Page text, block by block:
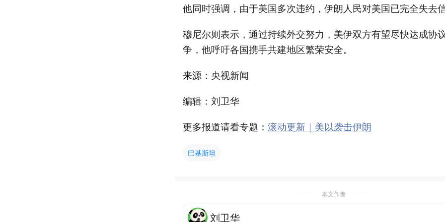
他同时强调，由于美国多次违约，伊朗人民对美国已完全失去信
穆尼尔则表示，通过持续外交努力，美伊双方有望尽快达成协
争，他呼吁各国携手共建地区繁荣安全。
来源：央视新闻
编辑：刘卫华
更多报道请看专题： 滚动更新｜美以袭击伊朗
巴基斯坦
本文作者
刘卫华